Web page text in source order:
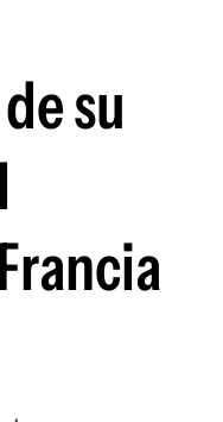
su